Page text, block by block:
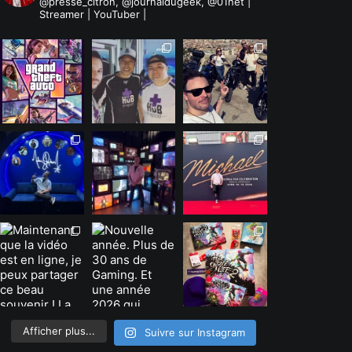
Streamer | YouTuber |
Afficher plus... Suivre sur Instagram